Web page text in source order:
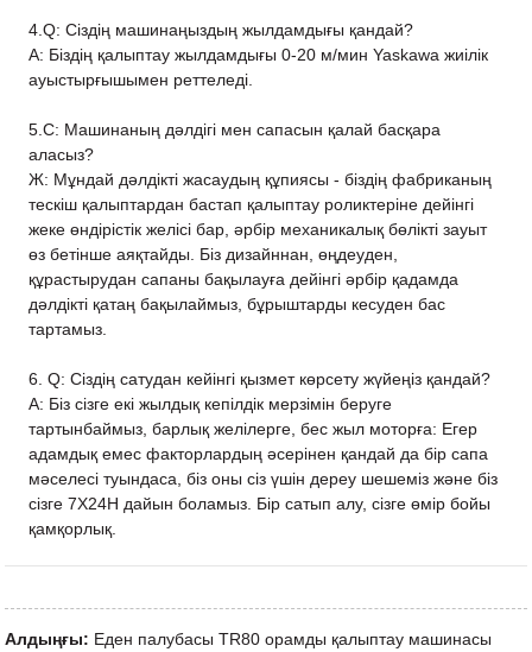
4.Q: Сіздің машинаңыздың жылдамдығы қандай?
A: Біздің қалыптау жылдамдығы 0-20 м/мин Yaskawa жиілік
ауыстырғышымен реттеледі.
5.С: Машинаның дәлдігі мен сапасын қалай басқара
аласыз?
Ж: Мұндай дәлдікті жасаудың құпиясы - біздің фабриканың
тескіш қалыптардан бастап қалыптау роликтеріне дейінгі
жеке өндірістік желісі бар, әрбір механикалық бөлікті зауыт
өз бетінше аяқтайды. Біз дизайннан, өңдеуден,
құрастырудан сапаны бақылауға дейінгі әрбір қадамда
дәлдікті қатаң бақылаймыз, бұрыштарды кесуден бас
тартамыз.
6. Q: Сіздің сатудан кейінгі қызмет көрсету жүйеңіз қандай?
A: Біз сізге екі жылдық кепілдік мерзімін беруге
тартынбаймыз, барлық желілерге, бес жыл моторға: Егер
адамдық емес факторлардың әсерінен қандай да бір сапа
мәселесі туындаса, біз оны сіз үшін дереу шешеміз және біз
сізге 7X24H дайын боламыз. Бір сатып алу, сізге өмір бойы
қамқорлық.
Алдыңғы: Еден палубасы TR80 орамды қалыптау машинасы